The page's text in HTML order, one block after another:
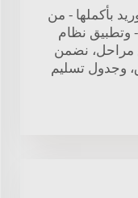
بأكملها - من
وتطبيق نظام
نضمن
وجدول تسليم